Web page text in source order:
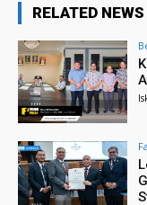
RELATED NEWS